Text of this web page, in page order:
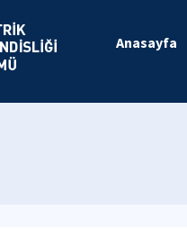
Anasayfa